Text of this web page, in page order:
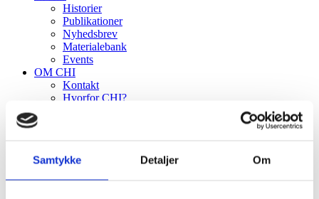
Samtykke Detaljer Om
Historier
Publikationer
Nyhedsbrev
Materialebank
Events
OM CHI
Kontakt
Hvorfor CHI?
Menu